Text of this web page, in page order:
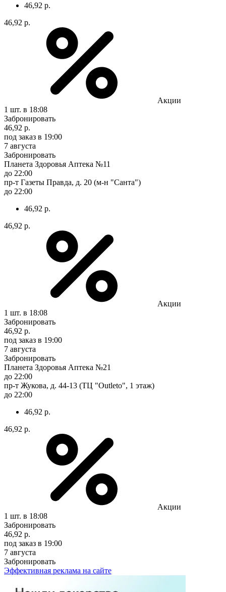
46,92 р.
46,92 р.
Акции
1 шт. в 18:08
Забронировать
46,92 р.
под заказ в 19:00
7 августа
Забронировать
Планета Здоровья Аптека №11
до 22:00
пр-т Газеты Правда, д. 20 (м-н "Санта")
до 22:00
46,92 р.
46,92 р.
Акции
1 шт. в 18:08
Забронировать
46,92 р.
под заказ в 19:00
7 августа
Забронировать
Планета Здоровья Аптека №21
до 22:00
пр-т Жукова, д. 44-13 (ТЦ "Outleto", 1 этаж)
до 22:00
46,92 р.
46,92 р.
Акции
1 шт. в 18:08
Забронировать
46,92 р.
под заказ в 19:00
7 августа
Забронировать
Эффективная реклама на сайте